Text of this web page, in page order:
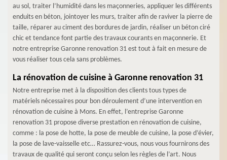
au sol, traiter l’humidité dans les maçonneries, appliquer les différents
enduits en béton, jointoyer les murs, traiter afin de raviver la pierre de
taille, réparer au ciment des bordures de jardin, réaliser un béton ciré
chic et tendance font partie des travaux courants en maçonnerie. Et
notre entreprise Garonne renovation 31 est tout à fait en mesure de
vous réaliser tous cela sans problèmes.
La rénovation de cuisine à Garonne renovation 31
Notre entreprise met à la disposition des clients tous types de
matériels nécessaires pour bon déroulement d’une intervention en
rénovation de cuisine à Mons. En effet, l’entreprise Garonne
renovation 31 propose diverse prestation en rénovation de cuisine,
comme : la pose de hotte, la pose de meuble de cuisine, la pose d’évier,
la pose de lave-vaisselle etc… Rassurez-vous, nous vous fournirons des
travaux de qualité qui seront conçu selon les règles de l’art. Nous